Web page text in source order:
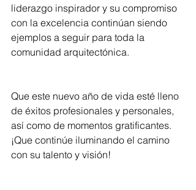
liderazgo inspirador y su compromiso
con la excelencia continúan siendo
ejemplos a seguir para toda la
comunidad arquitectónica.
Que este nuevo año de vida esté lleno
de éxitos profesionales y personales,
así como de momentos gratificantes.
¡Que continúe iluminando el camino
con su talento y visión!